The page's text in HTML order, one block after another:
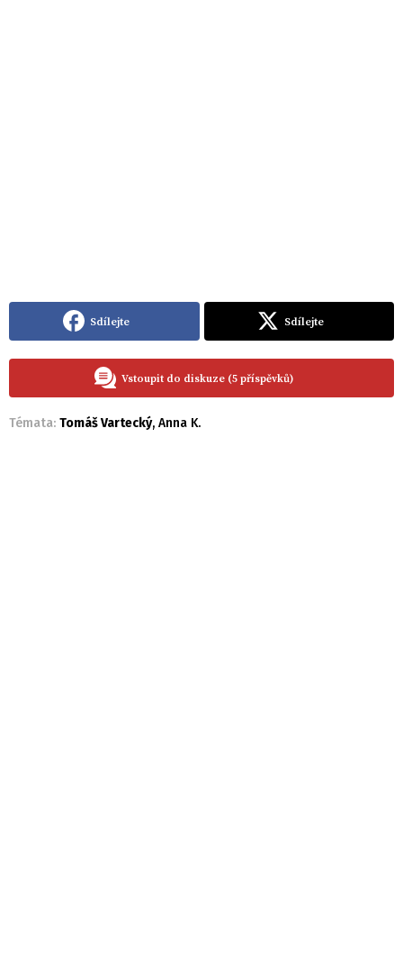
Sdílejte Sdílejte
Vstoupit do diskuze (5 příspěvků)
Témata: Tomáš Vartecký, Anna K.